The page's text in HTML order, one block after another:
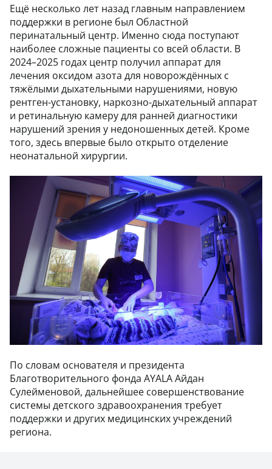
Ещё несколько лет назад главным направлением
поддержки в регионе был Областной
перинатальный центр. Именно сюда поступают
наиболее сложные пациенты со всей области. В
2024–2025 годах центр получил аппарат для
лечения оксидом азота для новорождённых с
тяжёлыми дыхательными нарушениями, новую
рентген-установку, наркозно-дыхательный аппарат
и ретинальную камеру для ранней диагностики
нарушений зрения у недоношенных детей. Кроме
того, здесь впервые было открыто отделение
неонатальной хирургии.
По словам основателя и президента
Благотворительного фонда AYALA Айдан
Сулейменовой, дальнейшее совершенствование
системы детского здравоохранения требует
поддержки и других медицинских учреждений
региона.